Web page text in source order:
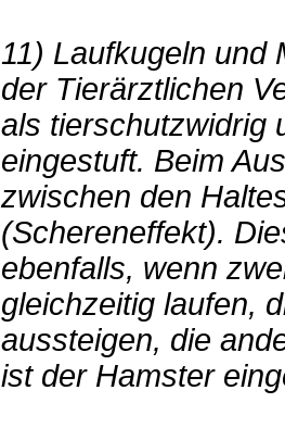
11) Laufkugeln und
der Tierärztlichen
als tierschutzwidrig
eingestuft. Beim
zwischen den
(Schereneffekt).
ebenfalls, wenn
gleichzeitig laufen,
aussteigen, die
ist der Hamster